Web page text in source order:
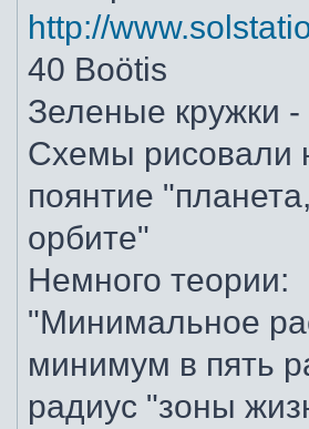
http://
40 Boötis
Зеленые кружки
Схемы рисовали
поянтие
орбите"
Немного теории:
"Минимальное
минимум в пять
радиус "зоны